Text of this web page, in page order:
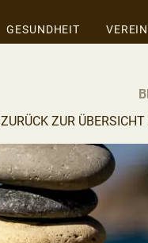
GESUNDHEIT VEREIN
ZURÜCK ZUR ÜBERSICHT